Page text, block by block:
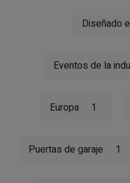
Diseñado
Eventos de la
Europa 1
Puertas de garaje 1